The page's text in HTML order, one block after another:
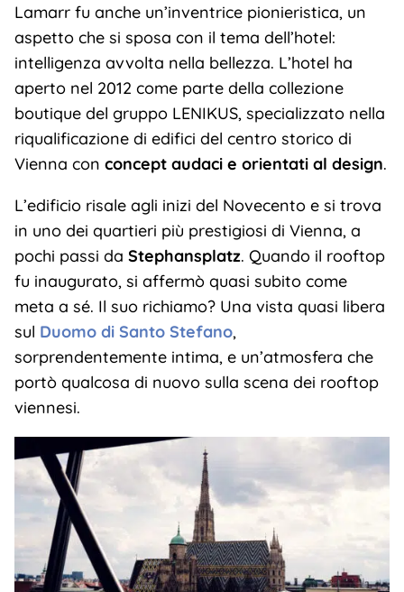
Lamarr fu anche un’inventrice pionieristica, un
aspetto che si sposa con il tema dell’hotel:
intelligenza avvolta nella bellezza. L’hotel ha
aperto nel 2012 come parte della collezione
boutique del gruppo LENIKUS, specializzato nella
riqualificazione di edifici del centro storico di
Vienna con concept audaci e orientati al design.
L’edificio risale agli inizi del Novecento e si trova
in uno dei quartieri più prestigiosi di Vienna, a
pochi passi da Stephansplatz. Quando il rooftop
fu inaugurato, si affermò quasi subito come
meta a sé. Il suo richiamo? Una vista quasi libera
sul Duomo di Santo Stefano,
sorprendentemente intima, e un’atmosfera che
portò qualcosa di nuovo sulla scena dei rooftop
viennesi.